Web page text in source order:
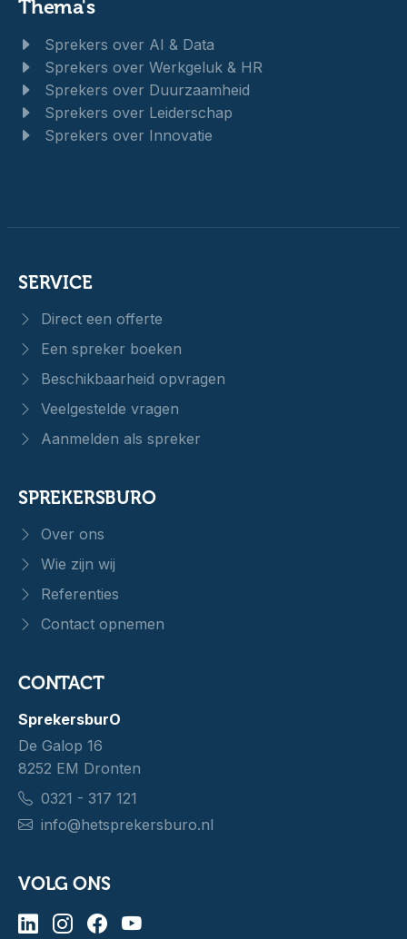
Thema's
Sprekers over AI & Data
Sprekers over Werkgeluk & HR
Sprekers over Duurzaamheid
Sprekers over Leiderschap
Sprekers over Innovatie
SERVICE
Direct een offerte
Een spreker boeken
Beschikbaarheid opvragen
Veelgestelde vragen
Aanmelden als spreker
SPREKERSBURO
Over ons
Wie zijn wij
Referenties
Contact opnemen
CONTACT
SprekersburO
De Galop 16
8252 EM Dronten
0321 - 317 121
info@hetsprekersburo.nl
VOLG ONS